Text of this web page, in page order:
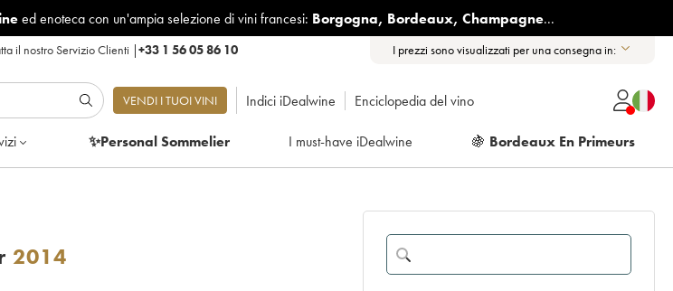
ed enoteca con un'ampia selezione di vini francesi: Borgogna, Bordeaux, Champagne...
il nostro Servizio Clienti |+33 1 56 05 86 10 I prezzi sono visualizzati per una consegna in:
VENDI I TUOI VINI Indici iDealwine Enciclopedia del vino
✨Personal Sommelier I must-have iDealwine 🍇 Bordeaux En Primeurs
2014